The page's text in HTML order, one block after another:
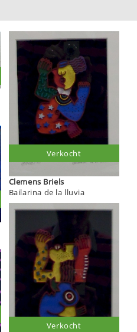
Clemens Briels
Bailarina de la lluvia
Verkocht
Verkocht